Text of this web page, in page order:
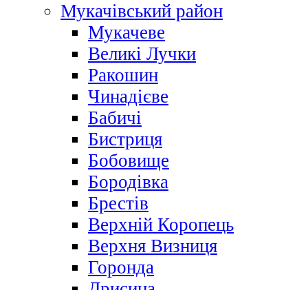
Мукачівський район
Мукачеве
Великі Лучки
Ракошин
Чинадієве
Бабичі
Бистриця
Бобовище
Бородівка
Брестів
Верхній Коропець
Верхня Визниця
Горонда